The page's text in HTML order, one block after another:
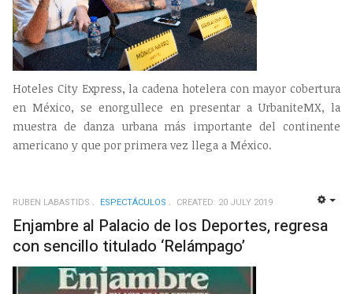
Hoteles City Express, la cadena hotelera con mayor cobertura
en México, se enorgullece en presentar a UrbaniteMX, la
muestra de danza urbana más importante del continente
americano y que por primera vez llega a México.
RUBEN LABASTIDS ESPECTÁCULOS CREATED: 20 JULY 2019
Enjambre al Palacio de los Deportes, regresa
con sencillo titulado ‘Relámpago’